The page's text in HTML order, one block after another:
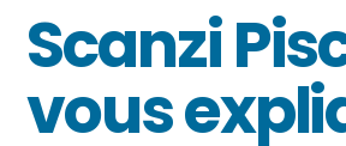
Scanzi
vous